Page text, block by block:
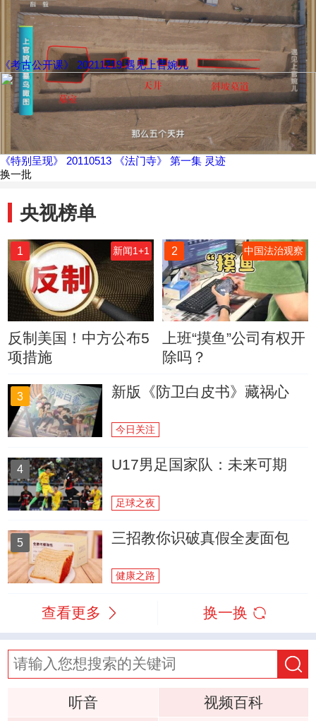
《考古公开课》 20211219 遇见上官婉儿
《特别呈现》 20110513 《法门寺》 第一集 灵迹
换一批
央视榜单
1 新闻1+1
反制美国！中方公布5
项措施
2 中国法治观察
上班“摸鱼”公司有权开
除吗？
3 新版《防卫白皮书》藏祸心
今日关注
4 U17男足国家队：未来可期
足球之夜
5 三招教你识破真假全麦面包
健康之路
查看更多 换一换
听音 视频百科